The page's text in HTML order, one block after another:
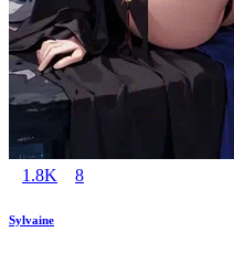
1.8K 8
Sylvaine